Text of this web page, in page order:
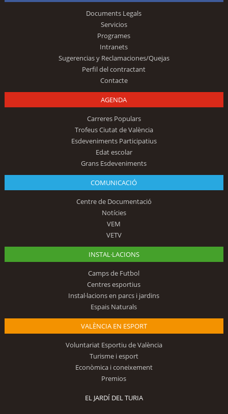
Documents Legals
Servicios
Programes
Intranets
Sugerencias y Reclamaciones/Quejas
Perfil del contractant
Contacte
AGENDA
Carreres Populars
Trofeus Ciutat de València
Esdeveniments Participatius
Edat escolar
Grans Esdeveniments
COMUNICACIÓ
Centre de Documentació
Notícies
VEM
VETV
INSTAL·LACIONS
Camps de Futbol
Centres esportius
Instal·lacions en parcs i jardins
Espais Naturals
VALÈNCIA EN ESPORT
Voluntariat Esportiu de València
Turisme i esport
Econòmica i coneixement
Premios
EL JARDÍ DEL TURIA